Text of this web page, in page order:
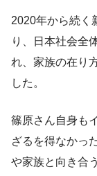
2020年から続く
り、日本社会全
れ、家族の在り
した。
篠原さん自身も
ざるを得なかっ
や家族と向き合